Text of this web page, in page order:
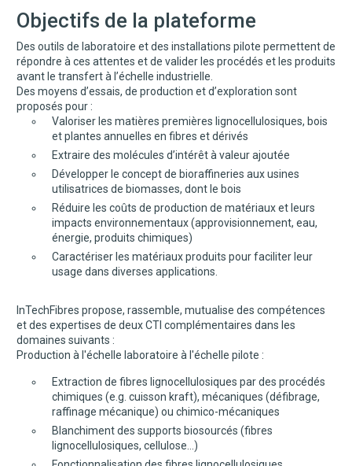
Objectifs de la plateforme
Des outils de laboratoire et des installations pilote permettent de
répondre à ces attentes et de valider les procédés et les produits
avant le transfert à l’échelle industrielle.
Des moyens d’essais, de production et d’exploration sont
proposés pour :
Valoriser les matières premières lignocellulosiques, bois
et plantes annuelles en fibres et dérivés
Extraire des molécules d’intérêt à valeur ajoutée
Développer le concept de bioraffineries aux usines
utilisatrices de biomasses, dont le bois
Réduire les coûts de production de matériaux et leurs
impacts environnementaux (approvisionnement, eau,
énergie, produits chimiques)
Caractériser les matériaux produits pour faciliter leur
usage dans diverses applications.
InTechFibres propose, rassemble, mutualise des compétences
et des expertises de deux CTI complémentaires dans les
domaines suivants :
Production à l'échelle laboratoire à l'échelle pilote :
Extraction de fibres lignocellulosiques par des procédés
chimiques (e.g. cuisson kraft), mécaniques (défibrage,
raffinage mécanique) ou chimico-mécaniques
Blanchiment des supports biosourcés (fibres
lignocellulosiques, cellulose…)